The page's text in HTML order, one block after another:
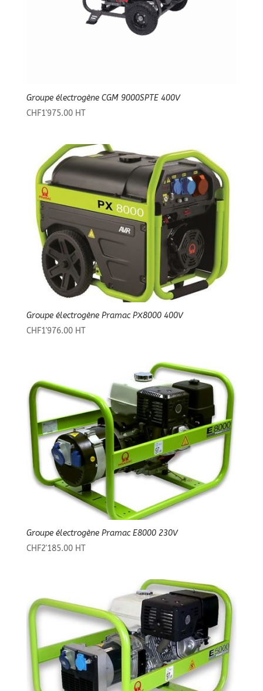
Groupe électrogène CGM 9000SPTE 400V
CHF1'975.00 HT
Groupe électrogène Pramac PX8000 400V
CHF1'976.00 HT
Groupe électrogène Pramac E8000 230V
CHF2'185.00 HT